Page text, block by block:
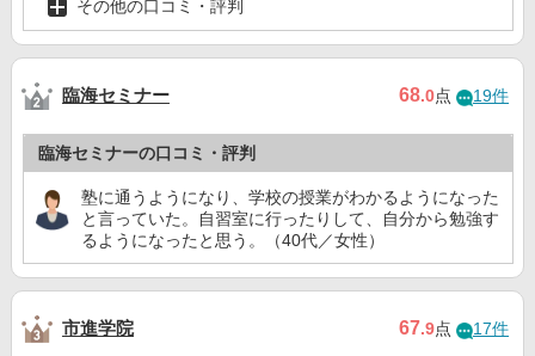
その他の口コミ・評判
臨海セミナー 68.0点 19件
臨海セミナーの口コミ・評判
塾に通うようになり、学校の授業がわかるようになった
と言っていた。自習室に行ったりして、自分から勉強す
るようになったと思う。（40代／女性）
市進学院 67.9点 17件